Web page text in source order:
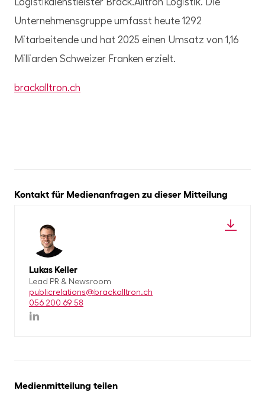
Unternehmensgruppe umfasst heute 1292
Mitarbeitende und hat 2025 einen Umsatz von 1,16
Milliarden Schweizer Franken erzielt.
brackalltron.ch
Kontakt für Medienanfragen zu dieser Mitteilung
Lukas Keller
Lead PR & Newsroom
publicrelations@brackalltron.ch
056 200 69 58
Medienmitteilung teilen